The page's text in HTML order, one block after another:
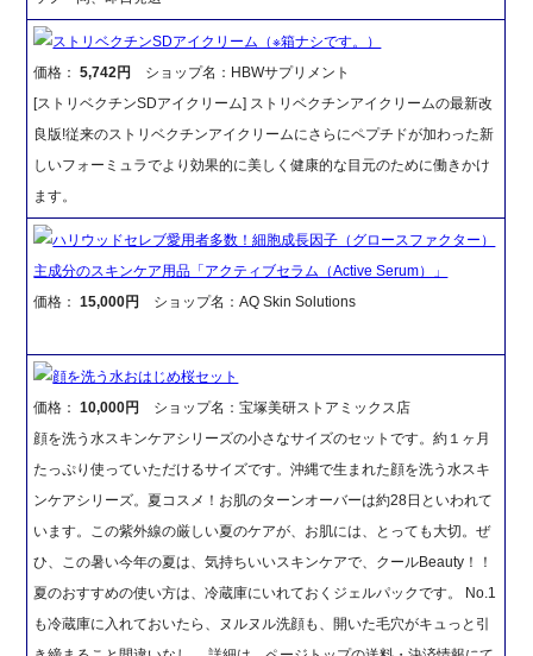
ストリベクチンSDアイクリーム（※箱ナシです。）
価格：5,742円
ショップ名：HBWサプリメント
[ストリベクチンSDアイクリーム] ストリベクチンアイクリームの最新改
良版!従来のストリベクチンアイクリームにさらにペプチドが加わった新
しいフォーミュラでより効果的に美しく健康的な目元のために働きかけ
ます。
ハリウッドセレブ愛用者多数！細胞成長因子（グロースファクター）
主成分のスキンケア用品「アクティブセラム（Active Serum）」
価格：15,000円 ショップ名：AQ Skin Solutions
顔を洗う水おはじめ桜セット
価格：10,000円
ショップ名：宝塚美研ストアミックス店
顔を洗う水スキンケアシリーズの小さなサイズのセットです。約１ヶ月
たっぷり使っていただけるサイズです。沖縄で生まれた顔を洗う水スキ
ンケアシリーズ。夏コスメ！お肌のターンオーバーは約28日といわれて
います。この紫外線の厳しい夏のケアが、お肌には、とっても大切。ぜ
ひ、この暑い今年の夏は、気持ちいいスキンケアで、クールBeauty！！
夏のおすすめの使い方は、冷蔵庫にいれておくジェルパックです。 No.1
も冷蔵庫に入れておいたら、ヌルヌル洗顔も、開いた毛穴がキュっと引